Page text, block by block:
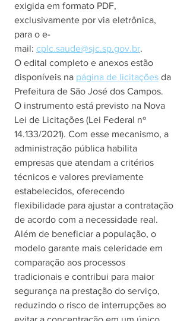
exigida em formato PDF,
exclusivamente por via eletrônica,
para o e-
mail: cplc.saude@sjc.sp.gov.br.
O edital completo e anexos estão
disponíveis na página de licitações da
Prefeitura de São José dos Campos.
O instrumento está previsto na Nova
Lei de Licitações (Lei Federal nº
14.133/2021). Com esse mecanismo, a
administração pública habilita
empresas que atendam a critérios
técnicos e valores previamente
estabelecidos, oferecendo
flexibilidade para ajustar a contratação
de acordo com a necessidade real.
Além de beneficiar a população, o
modelo garante mais celeridade em
comparação aos processos
tradicionais e contribui para maior
segurança na prestação do serviço,
reduzindo o risco de interrupções ao
evitar a concentração em um único